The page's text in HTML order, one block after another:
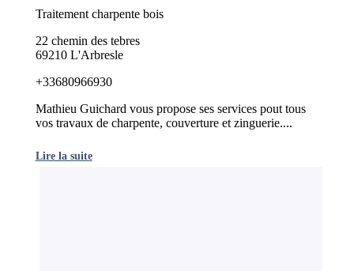
Traitement charpente bois
22 chemin des tebres
69210 L'Arbresle
+33680966930
Mathieu Guichard vous propose ses services pout tous
vos travaux de charpente, couverture et zinguerie....
Lire la suite